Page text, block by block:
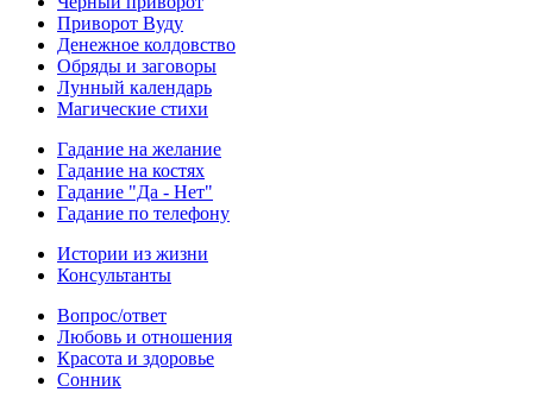
Приворот Вуду
Денежное колдовство
Обряды и заговоры
Лунный календарь
Магические стихи
Гадание на желание
Гадание на костях
Гадание "Да - Нет"
Гадание по телефону
Истории из жизни
Консультанты
Вопрос/ответ
Любовь и отношения
Красота и здоровье
Сонник